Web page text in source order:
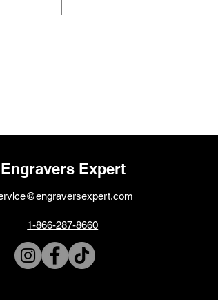
Engravers Expert
1-866-287-8660